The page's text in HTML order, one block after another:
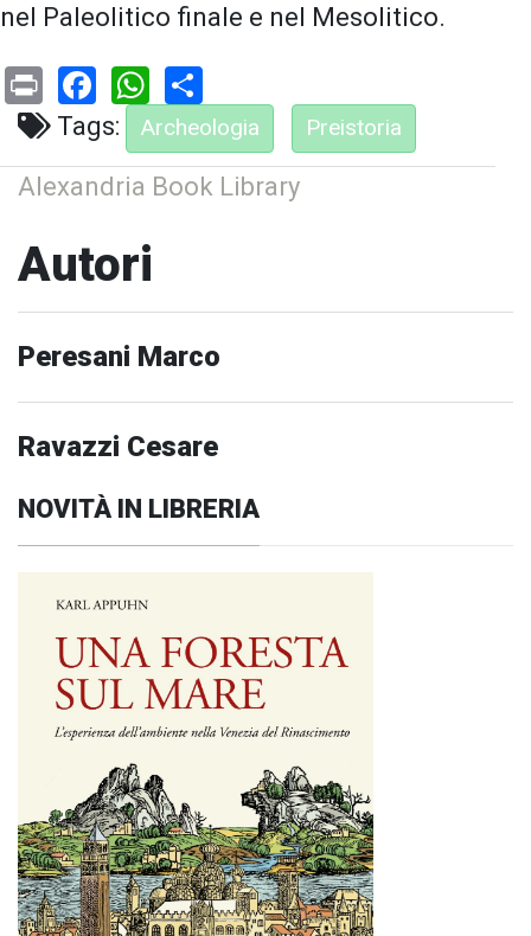
nel Paleolitico finale e nel Mesolitico.
PrintFacebook
WhatsApp
Tags: Archeologia Preistoria
Alexandria Book Library
Autori
Peresani Marco
Ravazzi Cesare
NOVITÀ IN LIBRERIA